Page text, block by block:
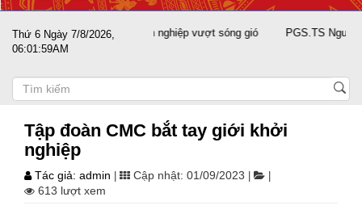
Thứ 6 Ngày 7/8/2026,
06:01:59AM
sát cánh cùng doanh nghiệp vượt sóng gió PGS.TS Nguyễn
Tập đoàn CMC bắt tay giới khởi
nghiệp
Tác giả: admin Cập nhật: 01/09/2023
613 lượt xem